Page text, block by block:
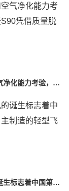
舒适性和空气净化能力考验，沃尔沃S90凭借质量脱颖而出
蜜蜂飞机的诞生标志着中国第一架自主制造的轻型飞机问世